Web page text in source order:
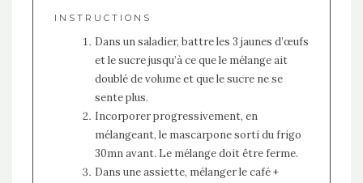
INSTRUCTIONS
Dans un saladier, battre les 3 jaunes d’œufs
et le sucre jusqu’à ce que le mélange ait
doublé de volume et que le sucre ne se
sente plus.
Incorporer progressivement, en
mélangeant, le mascarpone sorti du frigo
30mn avant. Le mélange doit être ferme.
Dans une assiette, mélanger le café +